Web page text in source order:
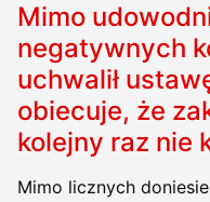
Mimo
negatywnych
uchwalił
obiecuje, że
kolejny raz nie
Mimo licznych